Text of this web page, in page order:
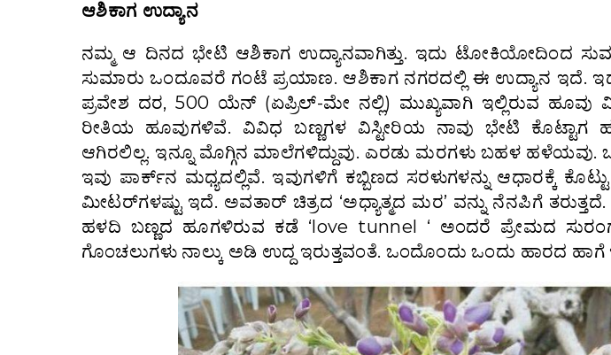
ಆಶಿಕಾಗ ಉದ್ಯಾನ
ನಮ್ಮ ಆ ದಿನದ ಭೇಟಿ ಆಶಿಕಾಗ ಉದ್ಯಾನವಾಗಿತ್ತು. ಇದು ಟೋಕಿಯೋದಿಂದ
ಸುಮಾರು ಒಂದೂವರೆ ಗಂಟೆ ಪ್ರಯಾಣ. ಆಶಿಕಾಗ ನಗರದಲ್ಲಿ ಈ ಉದ್ಯಾನ ಇದೆ.
ಪ್ರವೇಶ ದರ, 500 ಯೆನ್ (ಏಪ್ರಿಲ್-ಮೇ ನಲ್ಲಿ) ಮುಖ್ಯವಾಗಿ ಇಲ್ಲಿರುವ ಹೂವು
ರೀತಿಯ ಹೂವುಗಳಿವೆ. ವಿವಿಧ ಬಣ್ಣಗಳ ವಿಸ್ಟೀರಿಯ ನಾವು ಭೇಟಿ ಕೊಟ್ಟಾಗ
ಆಗಿರಲಿಲ್ಲ. ಇನ್ನೂ ಮೊಗ್ಗಿನ ಮಾಲೆಗಳಿದ್ದುವು. ಎರಡು ಮರಗಳು ಬಹಳ
ಇವು ಪಾರ್ಕ್‌ನ ಮಧ್ಯದಲ್ಲಿವೆ. ಇವುಗಳಿಗೆ ಕಬ್ಬಿಣದ ಸರಳುಗಳನ್ನು ಆಧಾರಕ್ಕೆ
ಮೀಟರ್‌ಗಳಷ್ಟು ಇದೆ. ಅವತಾರ್ ಚಿತ್ರದ ‘ಅಧ್ಯಾತ್ಮದ ಮರ’ ವನ್ನು ನೆನಪಿಗೆ
ಹಳದಿ ಬಣ್ಣದ ಹೂಗಳಿರುವ ಕಡೆ ‘love tunnel ‘ ಅಂದರೆ ಪ್ರೇಮದ ಸುರಂಗ
ಗೊಂಚಲುಗಳು ನಾಲ್ಕು ಅಡಿ ಉದ್ದ ಇರುತ್ತವಂತೆ. ಒಂದೊಂದು ಒಂದು ಹಾರದ